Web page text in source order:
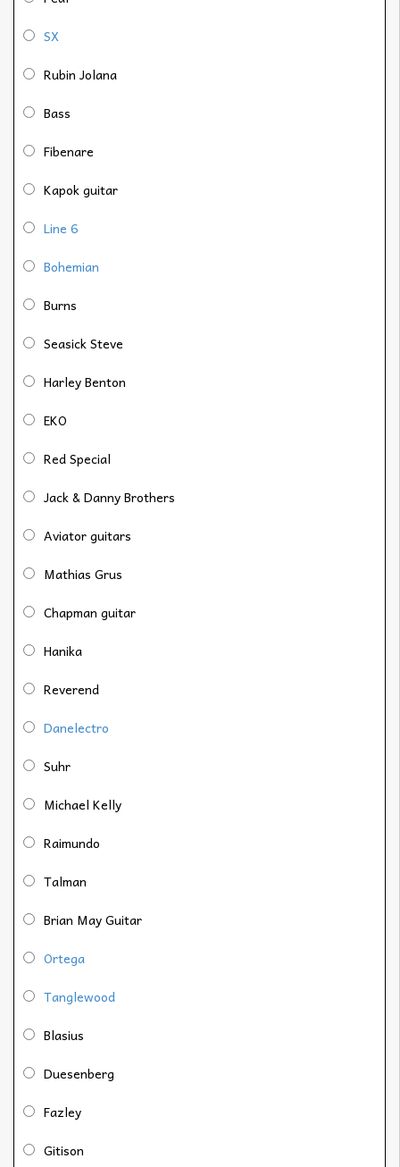
SX
Rubin Jolana
Bass
Fibenare
Kapok guitar
Line 6
Bohemian
Burns
Seasick Steve
Harley Benton
EKO
Red Special
Jack & Danny Brothers
Aviator guitars
Mathias Grus
Chapman guitar
Hanika
Reverend
Danelectro
Suhr
Michael Kelly
Raimundo
Talman
Brian May Guitar
Ortega
Tanglewood
Blasius
Duesenberg
Fazley
Gitison